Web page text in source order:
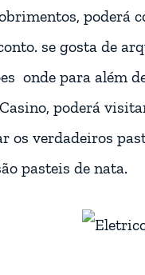
poderá
se gosta de
onde para além
poderá
os verdadeiros
pasteis de nata.